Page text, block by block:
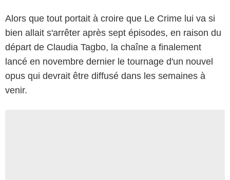
Alors que tout portait à croire que Le Crime lui va si
bien allait s'arrêter après sept épisodes, en raison du
départ de Claudia Tagbo, la chaîne a finalement
lancé en novembre dernier le tournage d'un nouvel
opus qui devrait être diffusé dans les semaines à
venir.